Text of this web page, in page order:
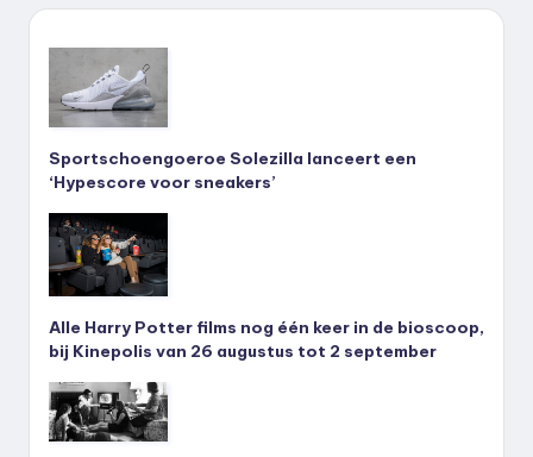
Sportschoengoeroe Solezilla lanceert een
‘Hypescore voor sneakers’
Alle Harry Potter films nog één keer in de bioscoop,
bij Kinepolis van 26 augustus tot 2 september